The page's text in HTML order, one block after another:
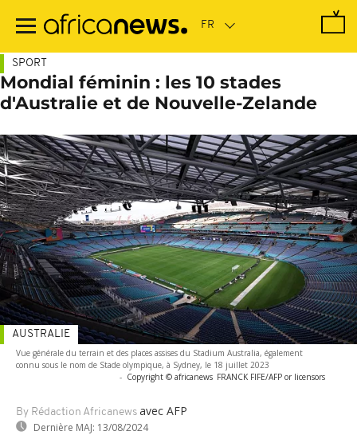
contenu
SPORT
Mondial féminin : les 10 stades
d'Australie et de Nouvelle-Zelande
Vue générale du terrain et des places assises du Stadium Australia, également
connu sous le nom de Stade olympique, à Sydney, le 18 juillet 2023
- Copyright © africanews FRANCK FIFE/AFP or licensors
By Rédaction Africanews avec AFP
Dernière MAJ: 13/08/2024
AUSTRALIE